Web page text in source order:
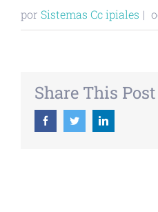
por Sistemas Cc ipiales |
Share This Post
FacebookTwitterLinkedin